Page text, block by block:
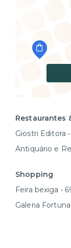
Restaurantes
Giostri Editora
Antiquário e
Shopping
Feira bexiga •
Galeria